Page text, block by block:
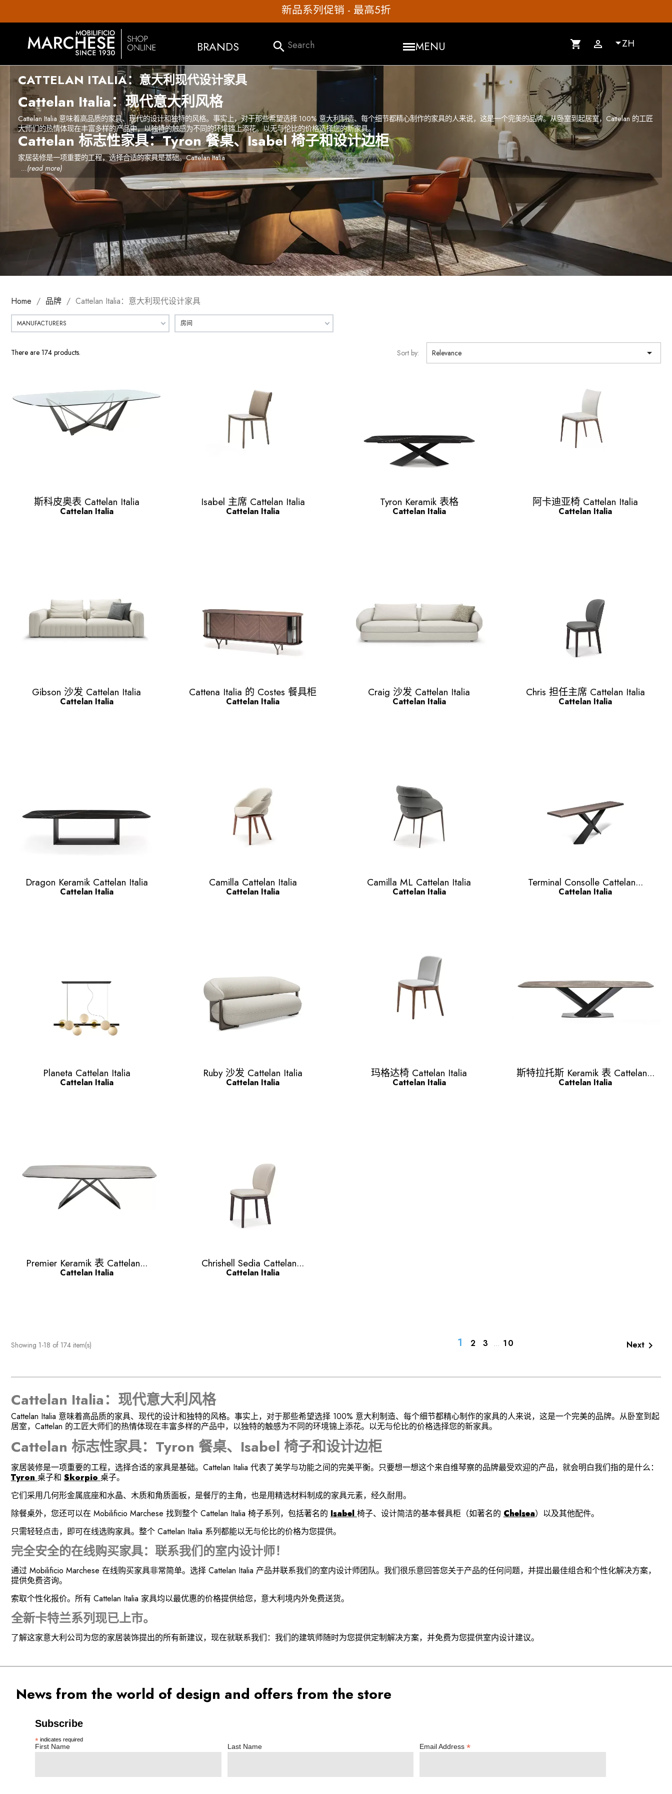
立即获取定制报价
BRANDS search MENU ZH


shopping_cart
CATTELAN ITALIA：意大利现代设计家具
Cattelan Italia：现代意大利风格
Cattelan Italia 意味着高品质的家具、现代的设计和独特的风格。事实上，对于那些希望选择 100% 意大利制造、每个细节都精心制作的家具的人来说，这是一个完美的品牌。从卧室到起居室，Cattelan 的工匠
大师们的热情体现在丰富多样的产品中，以独特的触感为不同的环境锦上添花。以无与伦比的价格选择您的新家具。
Cattelan 标志性家具：Tyron 餐桌、Isabel 椅子和设计边柜
家居装修是一项重要的工程，选择合适的家具是基础。Cattelan Italia
...(read more)
Home 品牌 Cattelan Italia：意大利现代设计家具
MANUFACTURERS 房间
There are 174 products. Sort by: Relevance 
Quick view
斯科皮奥表 Cattelan Italia
Cattelan Italia
Quick view
Isabel 主席 Cattelan Italia
Cattelan Italia
 Quick view
Tyron Keramik 表格
Cattelan Italia
Quick view
阿卡迪亚椅 Cattelan Italia
Cattelan Italia
Quick view
Gibson 沙发 Cattelan Italia
Cattelan Italia
Quick view
Cattena Italia 的 Costes 餐具柜
Cattelan Italia
Quick view
Craig 沙发 Cattelan Italia
Cattelan Italia
Quick view
Chris 担任主席 Cattelan Italia
Cattelan Italia
Quick view
Dragon Keramik Cattelan Italia
Cattelan Italia
 Quick view
Camilla Cattelan Italia
Cattelan Italia
Quick view
Camilla ML Cattelan Italia
Cattelan Italia
Quick view
Terminal Consolle Cattelan...
Cattelan Italia
 Quick view
Planeta Cattelan Italia
Cattelan Italia
Quick view
Ruby 沙发 Cattelan Italia
Cattelan Italia
Quick view
玛格达椅 Cattelan Italia
Cattelan Italia
Quick view
斯特拉托斯 Keramik 表 Cattelan...
Cattelan Italia
Quick view
Premier Keramik 表 Cattelan...
Cattelan Italia
Quick view
Chrishell Sedia Cattelan...
Cattelan Italia
Showing 1-18 of 174 item(s) 1 2 3 … 10 Next 
Cattelan Italia：现代意大利风格
Cattelan Italia 意味着高品质的家具、现代的设计和独特的风格。事实上，对于那些希望选择 100% 意大利制造、每个细节都精心制作的家具的人来说，这是一个完美的品牌。从卧室到起
居室，Cattelan 的工匠大师们的热情体现在丰富多样的产品中，以独特的触感为不同的环境锦上添花。以无与伦比的价格选择您的新家具。
Cattelan 标志性家具：Tyron 餐桌、Isabel 椅子和设计边柜
家居装修是一项重要的工程，选择合适的家具是基础。Cattelan Italia 代表了美学与功能之间的完美平衡。只要想一想这个来自维琴察的品牌最受欢迎的产品，就会明白我们指的是什么：
Tyron 桌子和 Skorpio 桌子。
它们采用几何形金属底座和水晶、木质和角质面板，是餐厅的主角，也是用精选材料制成的家具元素，经久耐用。
除餐桌外，您还可以在 Mobilificio Marchese 找到整个 Cattelan Italia 椅子系列，包括著名的 Isabel 椅子、设计简洁的基本餐具柜（如著名的 Chelsea）以及其他配件。
只需轻轻点击，即可在线选购家具。整个 Cattelan Italia 系列都能以无与伦比的价格为您提供。
完全安全的在线购买家具：联系我们的室内设计师！
通过 Mobilificio Marchese 在线购买家具非常简单。选择 Cattelan Italia 产品并联系我们的室内设计师团队。我们很乐意回答您关于产品的任何问题，并提出最佳组合和个性化解决方案，
提供免费咨询。
索取个性化报价。所有 Cattelan Italia 家具均以最优惠的价格提供给您，意大利境内外免费送货。
全新卡特兰系列现已上市。
了解这家意大利公司为您的家居装饰提出的所有新建议，现在就联系我们：我们的建筑师随时为您提供定制解决方案，并免费为您提供室内设计建议。
News from the world of design and offers from the store
Subscribe
* indicates required
First Name Last Name Email Address*